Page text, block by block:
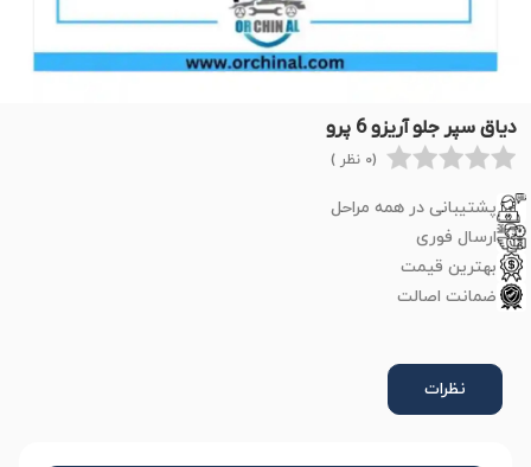
دیاق سپر جلو آریزو 6 پرو
(0 نظر )
پشتیبانی در همه مراحل
ارسال فوری
بهترین قیمت
ضمانت اصالت
نظرات